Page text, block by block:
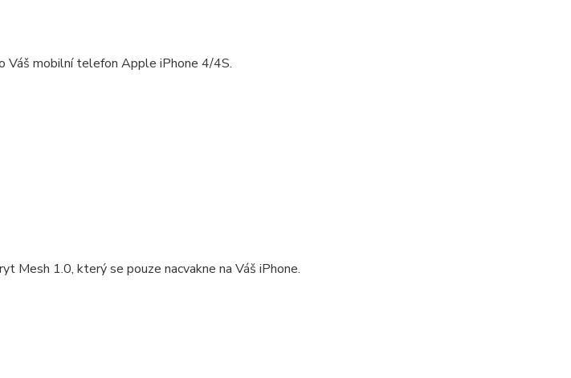
Váš mobilní telefon Apple iPhone 4/4S.
Mesh 1.0, který se pouze nacvakne na Váš iPhone.